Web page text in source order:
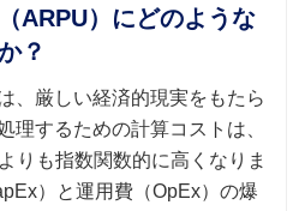
ARPU）にどのような
？
、厳しい経済的現実をもたら
理するための計算コストは​​、
りも指数関数的に高くなりま
）と運用費（OpEx）の爆